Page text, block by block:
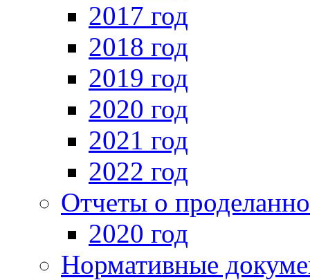
2017 год
2018 год
2019 год
2020 год
2021 год
2022 год
Отчеты о
2020 год
Нормативные